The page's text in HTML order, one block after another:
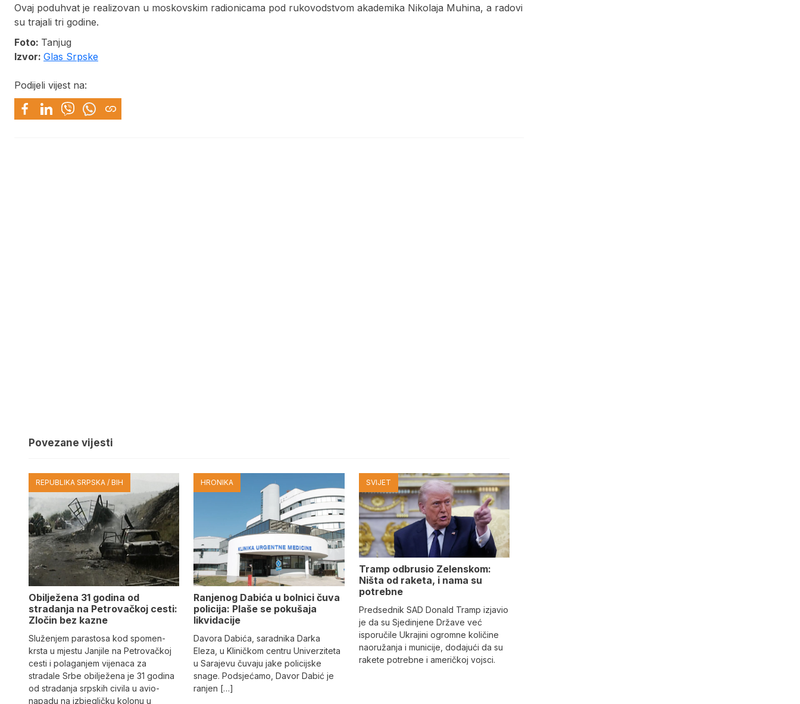
Ovaj poduhvat je realizovan u moskovskim radionicama pod rukovodstvom akademika Nikolaja Muhina, a radovi
su trajali tri godine.
Foto: Tanjug
Izvor: Glas Srpske
Podijeli vijest na:
Povezane vijesti
REPUBLIKA SRPSKA / BIH
Obilježena 31 godina od
stradanja na Petrovačkoj cesti:
Zločin bez kazne
Služenjem parastosa kod spomen-
krsta u mjestu Janjile na Petrovačkoj
cesti i polaganjem vijenaca za
stradale Srbe obilježena je 31 godina
od stradanja srpskih civila u avio-
napadu na izbjegličku kolonu u
HRONIKA
Ranjenog Dabića u bolnici čuva
policija: Plaše se pokušaja
likvidacije
Davora Dabića, saradnika Darka
Eleza, u Kliničkom centru Univerziteta
u Sarajevu čuvaju jake policijske
snage. Podsjećamo, Davor Dabić je
ranjen […]
SVIJET
Tramp odbrusio Zelenskom:
Ništa od raketa, i nama su
potrebne
Predsednik SAD Donald Tramp izjavio
je da su Sjedinjene Države već
isporučile Ukrajini ogromne količine
naoružanja i municije, dodajući da su
rakete potrebne i američkoj vojsci.